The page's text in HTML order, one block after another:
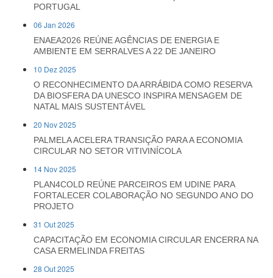
PORTUGAL
06 Jan 2026
ENAEA2026 REÚNE AGÊNCIAS DE ENERGIA E
AMBIENTE EM SERRALVES A 22 DE JANEIRO
10 Dez 2025
O RECONHECIMENTO DA ARRÁBIDA COMO RESERVA
DA BIOSFERA DA UNESCO INSPIRA MENSAGEM DE
NATAL MAIS SUSTENTÁVEL
20 Nov 2025
PALMELA ACELERA TRANSIÇÃO PARA A ECONOMIA
CIRCULAR NO SETOR VITIVINÍCOLA
14 Nov 2025
PLAN4COLD REÚNE PARCEIROS EM UDINE PARA
FORTALECER COLABORAÇÃO NO SEGUNDO ANO DO
PROJETO
31 Out 2025
CAPACITAÇÃO EM ECONOMIA CIRCULAR ENCERRA NA
CASA ERMELINDA FREITAS
28 Out 2025